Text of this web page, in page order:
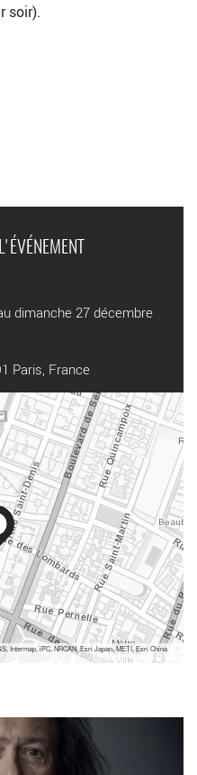
soir).
dimanche 27 décembre
Paris, France
Intermap, iPC, NRCAN, Esri Japan, METI, Esri China